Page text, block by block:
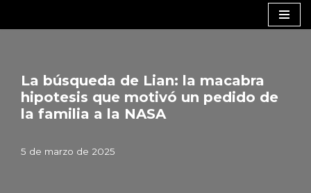
La búsqueda de Lian: la macabra
hipotesis que motivó un pedido de
la familia a la NASA
5 de marzo de 2025